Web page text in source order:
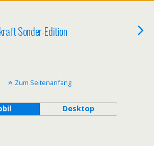
Sonder-Edition
Zum Seitenanfang
Desktop